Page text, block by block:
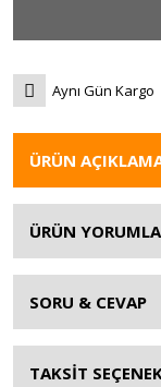
Aynı Gün Kargo
ÜRÜN
ÜRÜN
SORU & CEVAP
TAKSİT